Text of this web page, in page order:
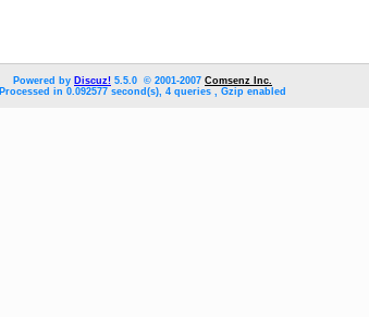
Powered by Discuz! 5.5.0 © 2001-2007 Comsenz Inc.
Processed in 0.092577 second(s), 4 queries , Gzip enabled